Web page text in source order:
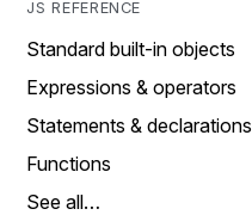
JS REFERENCE
Standard built-in objects
Expressions & operators
Statements & declarations
Functions
See all…